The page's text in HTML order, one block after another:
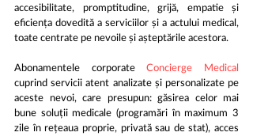
accesibilitate, promptitudine, grijă, empatie și
eficiența dovedită a serviciilor și a actului medical,
toate centrate pe nevoile și așteptările acestora.
Abonamentele corporate Concierge Medical
cuprind servicii atent analizate și personalizate pe
aceste nevoi, care presupun: găsirea celor mai
bune soluții medicale (programări în maximum 3
zile în rețeaua proprie, privată sau de stat), acces